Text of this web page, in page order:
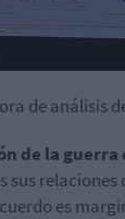
de análisis
de la guerra
sus
es